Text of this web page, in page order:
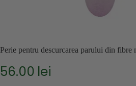
Perie pentru descurcarea parului din fibre
56.00 lei